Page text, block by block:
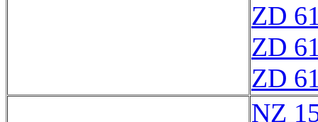
ZD
ZD
ZD
NZ